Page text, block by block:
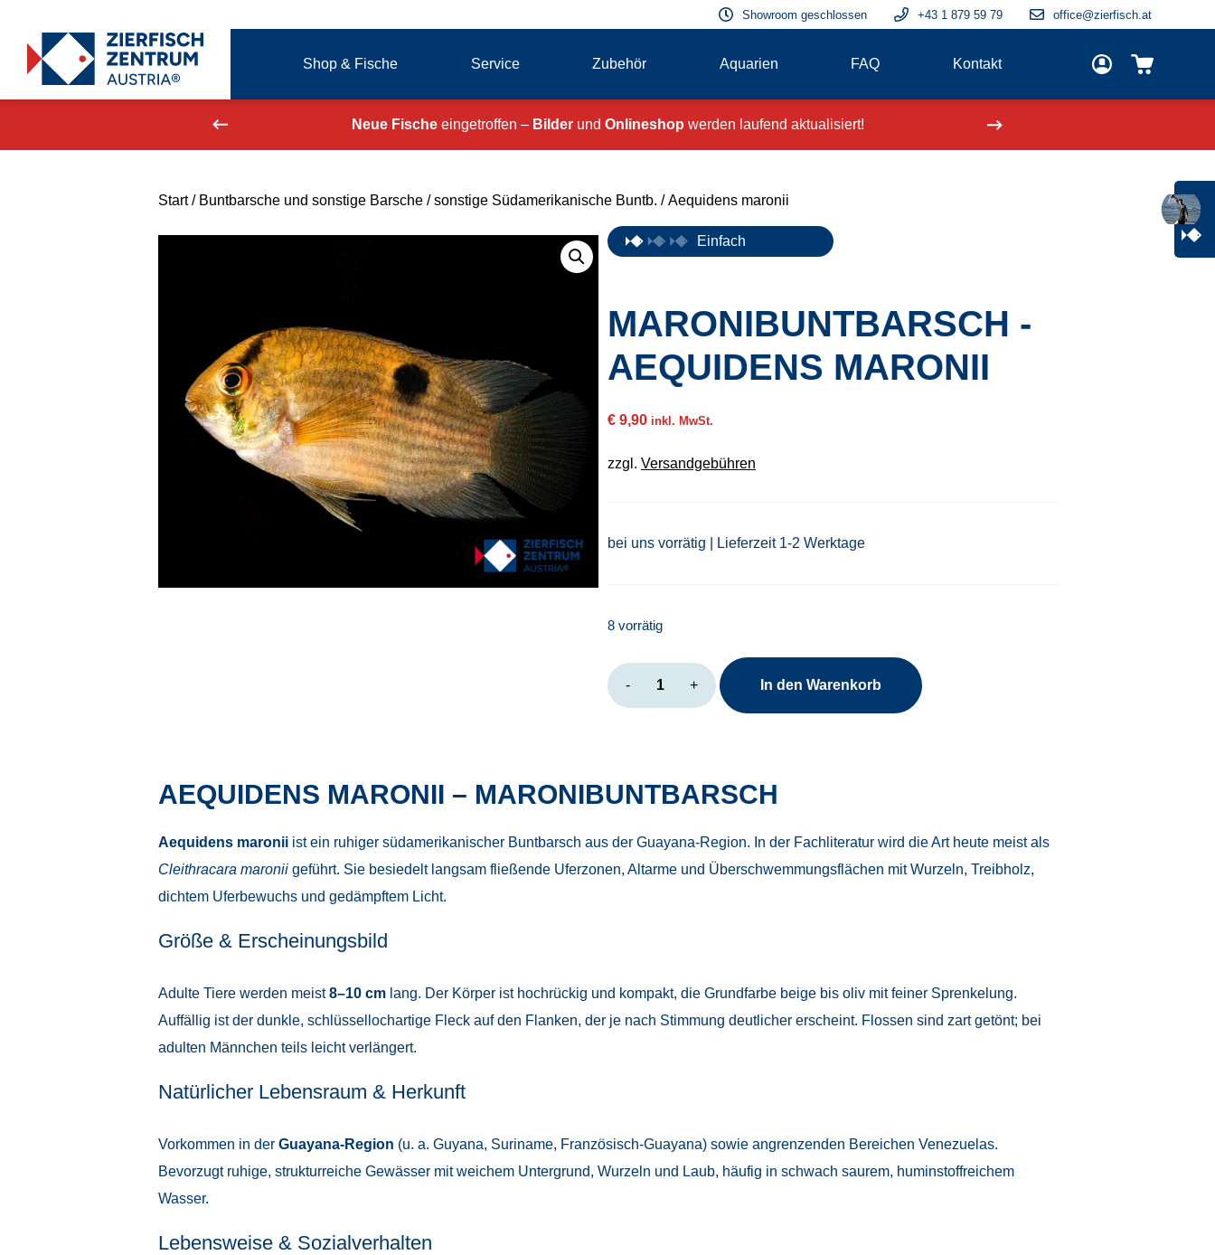
Zierfisch Aquarium Austria
Showroom geschlossen +43 1 879 59 79 office@zierfisch.at
Shop & Fische Service Zubehör Aquarien FAQ Kontakt
Neue Fischeeingetroffen – Bilderund Onlineshop werden laufend aktualisiert!
Start/ Buntbarsche und sonstige Barsche/sonstige Südamerikanische Buntb. / Aequidens maronii
Einfach
MARONIBUNTBARSCH -
AEQUIDENS MARONII
€ 9,90 inkl. MwSt.
zzgl. Versandgebühren
bei uns vorrätig | Lieferzeit 1-2 Werktage
8 vorrätig
-
maronii
+ In den Warenkorb
AEQUIDENS MARONII – MARONIBUNTBARSCH
Aequidens maroniiist ein ruhiger südamerikanischer Buntbarsch aus der Guayana-Region. In der Fachliteratur wird die Art heute meist als
Cleithracara maroniigeführt. Sie besiedelt langsam fließende Uferzonen, Altarme und Überschwemmungsflächen mit Wurzeln, Treibholz,
dichtem Uferbewuchs und gedämpftem Licht.
Größe & Erscheinungsbild
Adulte Tiere werden meist8–10 cmlang. Der Körper ist hochrückig und kompakt, die Grundfarbe beige bis oliv mit feiner Sprenkelung.
Auffällig ist der dunkle, schlüssellochartige Fleck auf den Flanken, der je nach Stimmung deutlicher erscheint. Flossen sind zart getönt; bei
adulten Männchen teils leicht verlängert.
Natürlicher Lebensraum & Herkunft
Vorkommen in der Guayana-Region (u. a. Guyana, Suriname, Französisch-Guayana) sowie angrenzenden Bereichen Venezuelas.
Bevorzugt ruhige, strukturreiche Gewässer mit weichem Untergrund, Wurzeln und Laub, häufig in schwach saurem, huminstoffreichem
Wasser.
Lebensweise & Sozialverhalten